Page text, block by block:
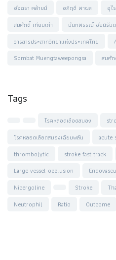
อัจฉรา คล้ายมี
อภิฤดี พาผล อุไ
สมศักดิ์ เทียมเก่า
นันทพรรณ์ ชัยนิรัน
วารสารประสาทวิทยาแห่งประเทศไทย
Sombat Muengtaweepongsa
สมศัก
Tags
โรคหลอดเลือดสมอง
โรคหลอดเลือดสมองเฉียบพลัน
acute
thrombolytic
stroke fast track
Large vessel occlusion
Nicergoline
Stroke
Neutrophil
Ratio Outcome